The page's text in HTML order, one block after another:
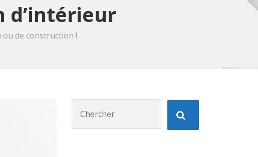
d’intérieur
de construction !